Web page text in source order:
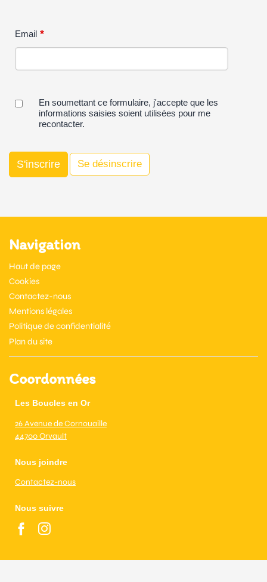
Email *
En soumettant ce formulaire, j'accepte que les
informations saisies soient utilisées pour me
recontacter.
Navigation
Haut de page
Cookies
Contactez-nous
Mentions légales
Politique de confidentialité
Plan du site
Coordonnées
Les Boucles en Or
26 Avenue de Cornouaille
44700 Orvault
Nous joindre
Contactez-nous
Nous suivre